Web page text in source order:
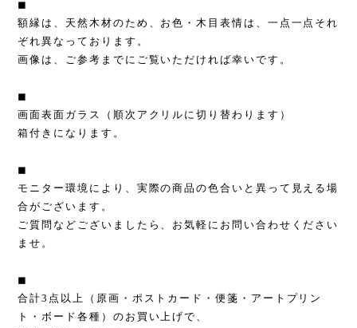
◼︎
額縁は、天然木材のため、お色・木目表情は、一点一点それ
ぞれ異なっております。
画像は、ご参考までにご覧いただければ幸いです。
◼︎
画面表面ガラス（順次アクリルに切り替わります）
箱付きになります。
◼︎
モニター環境により、実際の商品の色合いと異って見える場
合がございます。
ご質問などございましたら、お気軽にお問い合わせください
ませ。
◼︎
合計3点以上（原画・ポストカード・便箋・アートプリン
ト・ボード各種）のお買い上げで、